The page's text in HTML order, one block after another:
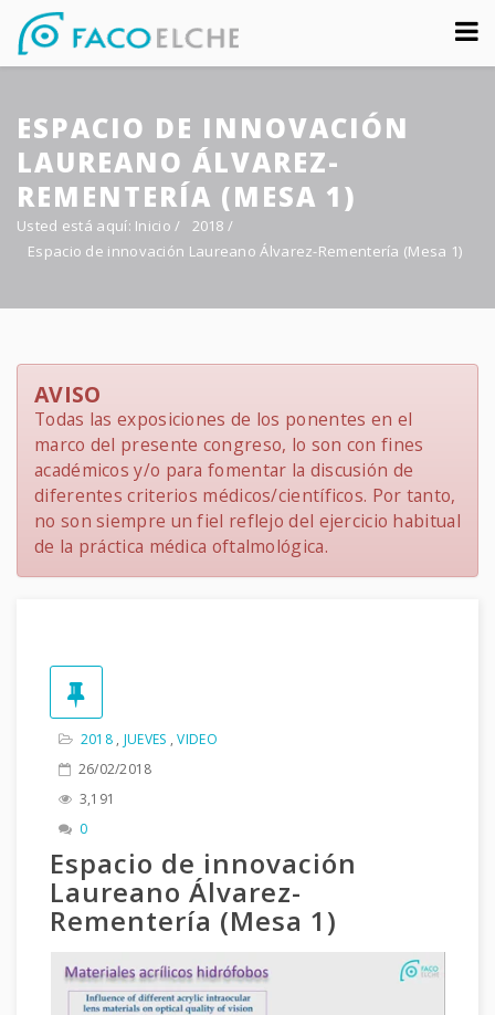
Sobre nosotros
Congreso
Multimedia
Foro FacoElche
ESPACIO DE INNOVACIÓN
LAUREANO ÁLVAREZ-
REMENTERÍA (MESA 1)
Usted está aquí: Inicio / 2018/
Espacio de innovación Laureano Álvarez-Rementería (Mesa 1)
AVISO
Todas las exposiciones de los ponentes en el
marco del presente congreso, lo son con fines
académicos y/o para fomentar la discusión de
diferentes criterios médicos/científicos. Por tanto,
no son siempre un fiel reflejo del ejercicio habitual
de la práctica médica oftalmológica.
2018, JUEVES ,VIDEO
26/02/2018
3,191
0
Espacio de innovación
Laureano Álvarez-
Rementería (Mesa 1)